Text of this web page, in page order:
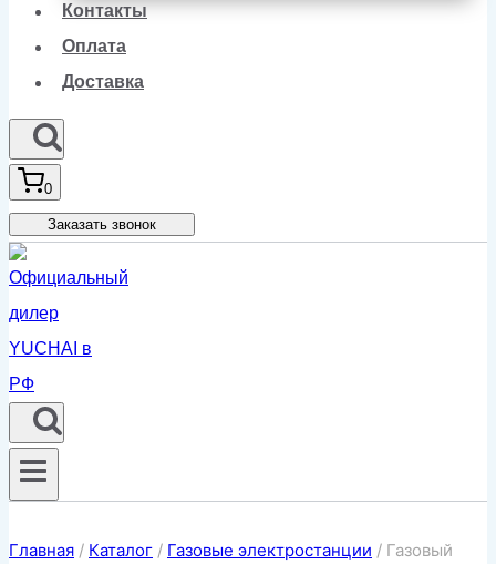
Контакты
Оплата
Доставка
0
Заказать звонок
Главная / Каталог / Газовые электростанции / Газовый